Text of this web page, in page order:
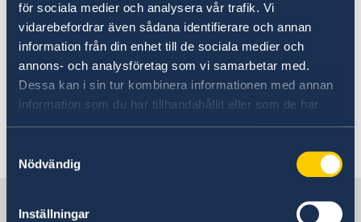
för sociala medier och analysera vår trafik. Vi
vidarebefordrar även sådana identifierare och annan
information från din enhet till de sociala medier och
annons- och analysföretag som vi samarbetar med.
Dessa kan i sin tur kombinera informationen med annan
information som du har tillhandahållit eller som de har
samlat in när du har använt deras tjänster.
Nödvändig
Inställningar
Resa med husdjur
Pass och ID-kort
Terrorism och turism
Läs på om ditt resmål
Se till att vara försäkrad
Service för svenska företag på Island
Anmäla handelshinder
Se till att vara försäkrad - Sweden Abroad
För mer information om hälso- och sjukvård på
Island, besök
Multicultural Information Centres hemsida.
Sverige i Island